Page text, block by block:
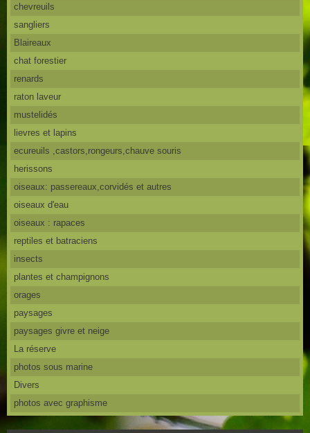
chevreuils
sangliers
Blaireaux
chat forestier
renards
raton laveur
mustelidés
lievres et lapins
ecureuils ,castors,rongeurs,chauve souris
herissons
oiseaux: passereaux,corvidés et autres
oiseaux d'eau
oiseaux : rapaces
reptiles et batraciens
insects
plantes et champignons
orages
paysages
paysages givre et neige
La réserve
photos sous marine
Divers
photos avec graphisme